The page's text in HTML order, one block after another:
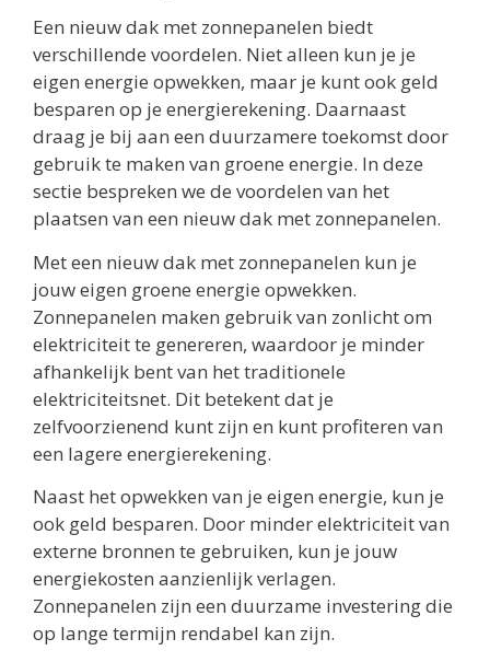
Een nieuw dak met zonnepanelen biedt
verschillende voordelen. Niet alleen kun je je
eigen energie opwekken, maar je kunt ook geld
besparen op je energierekening. Daarnaast
draag je bij aan een duurzamere toekomst door
gebruik te maken van groene energie. In deze
sectie bespreken we de voordelen van het
plaatsen van een nieuw dak met zonnepanelen.
Met een nieuw dak met zonnepanelen kun je
jouw eigen groene energie opwekken.
Zonnepanelen maken gebruik van zonlicht om
elektriciteit te genereren, waardoor je minder
afhankelijk bent van het traditionele
elektriciteitsnet. Dit betekent dat je
zelfvoorzienend kunt zijn en kunt profiteren van
een lagere energierekening.
Naast het opwekken van je eigen energie, kun je
ook geld besparen. Door minder elektriciteit van
externe bronnen te gebruiken, kun je jouw
energiekosten aanzienlijk verlagen.
Zonnepanelen zijn een duurzame investering die
op lange termijn rendabel kan zijn.